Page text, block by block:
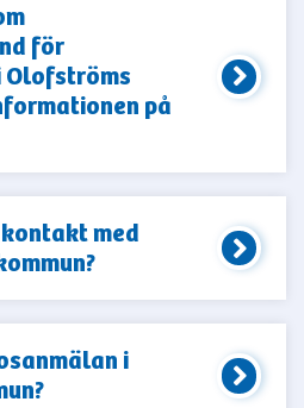
för
Olofströms
på
med
i